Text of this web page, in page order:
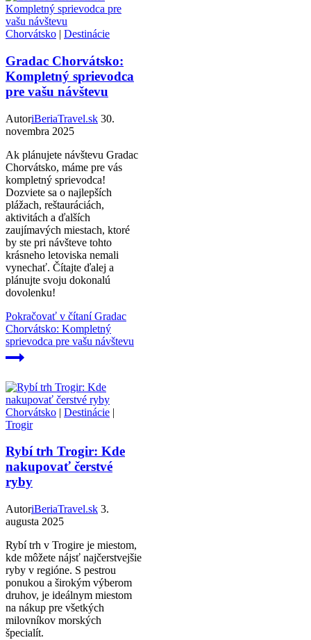
Chorvátsko | Destinácie
Gradac Chorvátsko:
Kompletný sprievodca
pre vašu návštevu
AutoriBeriaTravel.sk 30.
novembra 2025
Ak plánujete návštevu Gradac
Chorvátsko, máme pre vás
kompletný sprievodca!
Dozviete sa o najlepších
plážach, reštauráciách,
aktivitách a ďalších
zaujímavých miestach, ktoré
by ste pri návšteve tohto
krásneho letoviska nemali
vynechať. Čítajte ďalej a
plánujte svoju dokonalú
dovolenku!
Pokračovať v čítaníGradac
Chorvátsko: Kompletný
sprievodca pre vašu návštevu
Chorvátsko | Destinácie |
Trogir
Rybí trh Trogir: Kde
nakupovať čerstvé
ryby
AutoriBeriaTravel.sk 3.
augusta 2025
Rybí trh v Trogire je miestom,
kde môžete nájsť najčerstvejšie
ryby v regióne. S pestrou
ponukou a širokým výberom
druhov, je ideálnym miestom
na nákup pre všetkých
milovníkov morských
špecialít.